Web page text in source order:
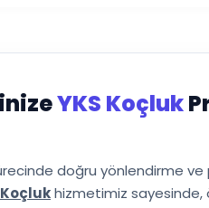
YKS Koçluk
sürecinde doğru yönlendirme
Koçlukhizmetimiz sayesinde,